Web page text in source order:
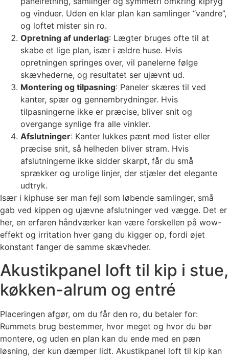
og vinduer. Uden en klar plan kan samlinger “vandre”,
og loftet mister sin ro.
Opretning af underlag: Lægter bruges ofte til at
skabe et lige plan, især i ældre huse. Hvis
opretningen springes over, vil panelerne følge
skævhederne, og resultatet ser ujævnt ud.
Montering og tilpasning: Paneler skæres til ved
kanter, spær og gennembrydninger. Hvis
tilpasningerne ikke er præcise, bliver snit og
overgange synlige fra alle vinkler.
Afslutninger: Kanter lukkes pænt med lister eller
præcise snit, så helheden bliver stram. Hvis
afslutningerne ikke sidder skarpt, får du små
sprækker og urolige linjer, der stjæler det elegante
udtryk.
Især i kiphuse ser man fejl som løbende samlinger, små
gab ved kippen og ujævne afslutninger ved vægge. Det er
her, en erfaren håndværker kan være forskellen på wow-
effekt og irritation hver gang du kigger op, fordi øjet
konstant fanger de samme skævheder.
Akustikpanel loft til kip i stue,
køkken-alrum og entré
Placeringen afgør, om du får den ro, du betaler for:
Rummets brug bestemmer, hvor meget og hvor du bør
montere, og uden en plan kan du ende med en pæn
løsning, der kun dæmper lidt. Akustikpanel loft til kip kan